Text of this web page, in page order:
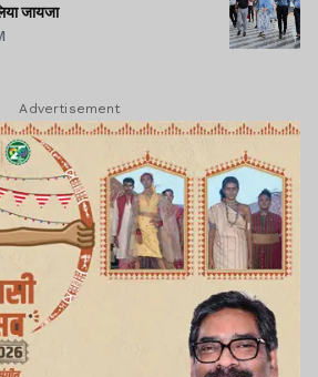
जायजा
Advertisement